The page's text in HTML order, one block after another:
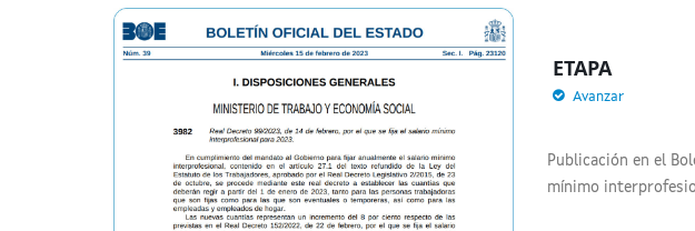
ETAPA
Avanzar
Publicación en el
mínimo